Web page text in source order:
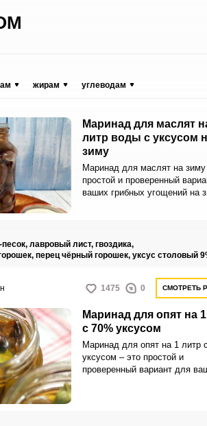
жирам углеводам
Маринад для маслят
литр воды с уксусом
зиму
Маринад для маслят на зиму
простой и проверенный
ваших грибных угощений на
лавровый лист, гвоздика,
перец чёрный горошек, уксус столовый
1475 0 СМОТРЕТЬ
Маринад для опят на
с 70% уксусом
Маринад для опят на 1 литр
уксусом – это простой и
проверенный вариант для